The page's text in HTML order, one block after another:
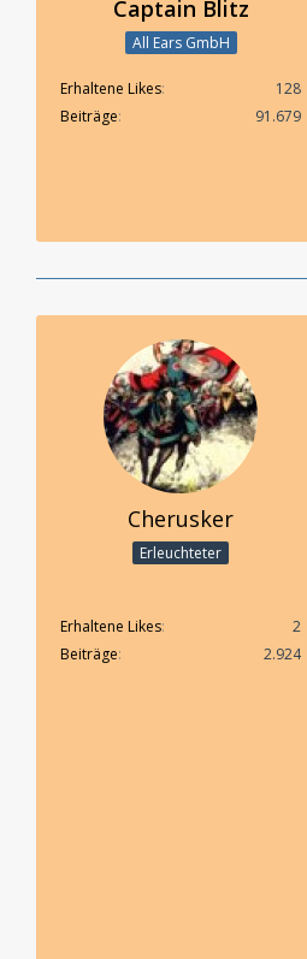
Captain Blitz
All Ears GmbH
Erhaltene Likes
128
Beiträge
91.679
Cherusker
Erleuchteter
Erhaltene Likes
2
Beiträge
2.924